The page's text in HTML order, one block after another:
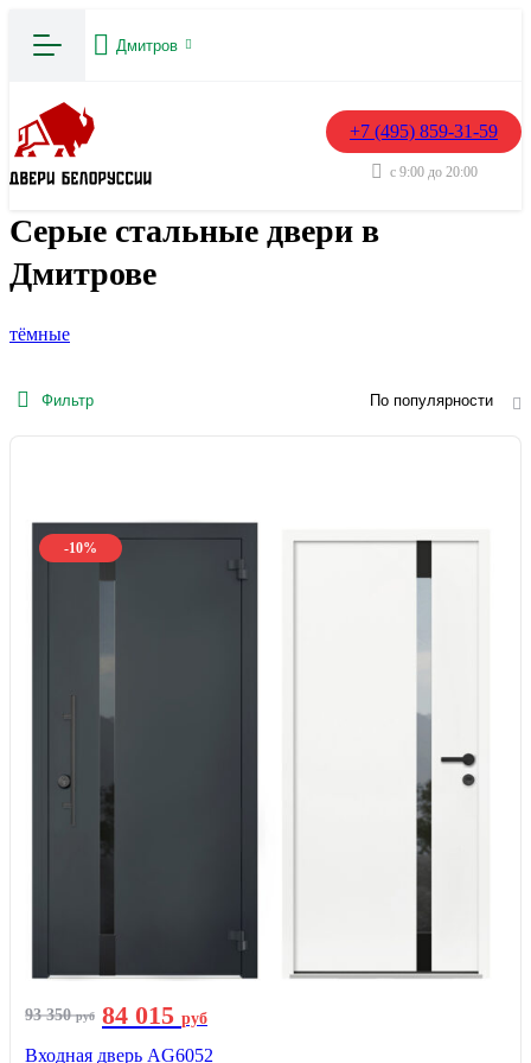
Дмитров
+7 (495) 859-31-59
с 9:00 до 20:00
Серые стальные двери в
Дмитрове
тёмные
Фильтр По популярности
-10%
93 350руб 84 015 руб
Входная дверь AG6052